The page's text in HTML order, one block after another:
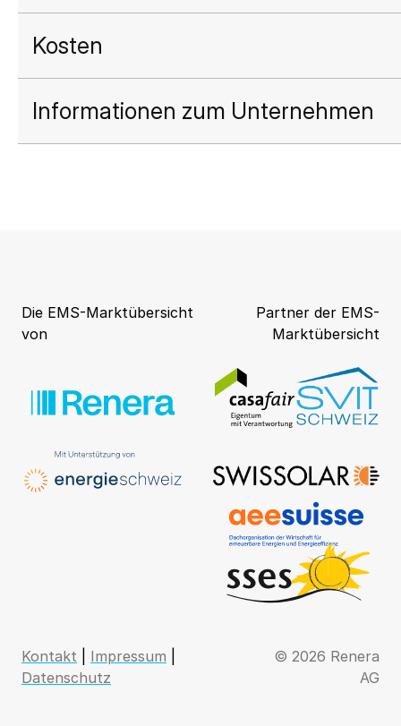
Kosten
Informationen zum Unternehmen
Die EMS-Marktübersicht
von
Partner der EMS-
Marktübersicht
Kontakt Impressum
Datenschutz
© 2026 Renera
AG